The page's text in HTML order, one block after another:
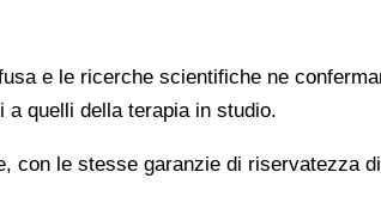
e le ricerche scientifiche ne
quelli della terapia in studio.
con le stesse garanzie di riservatezza